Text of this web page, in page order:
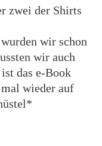
zwei der Shirts
wir schon
wir auch
das e-Book
wieder auf